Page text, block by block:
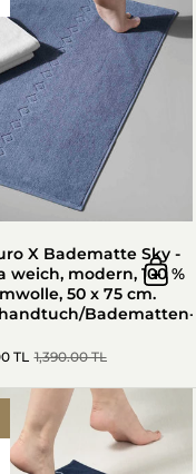
X Badematte Sky -
weich, modern, 100 %
50 x 75 cm.
Badematten-
TL 1,390.00 TL
In
- New Trend,